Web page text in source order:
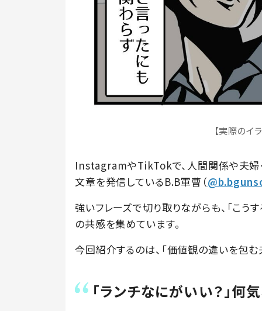
【実際のイ
InstagramやTikTokで、人間関係や夫婦
文章を発信しているB.B軍曹（
強いフレーズで切り取りながらも、「こう
の共感を集めています。
今回紹介するのは、「価値観の違いを包む
「ランチなにがいい？」何